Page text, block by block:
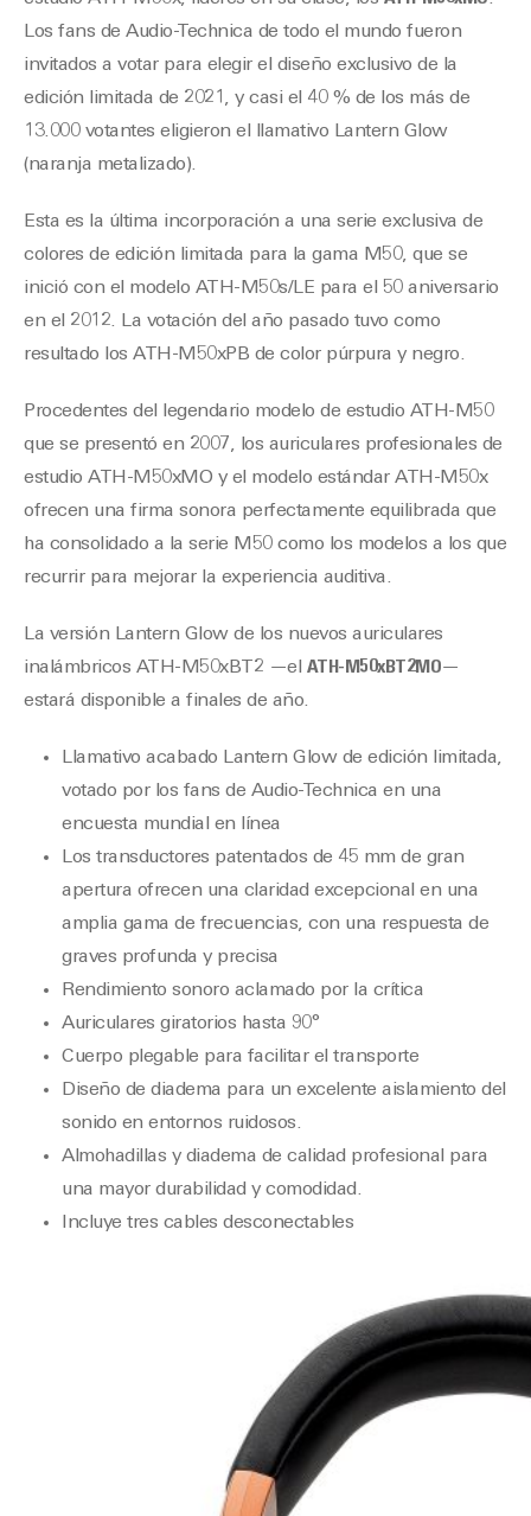
Los fans de Audio-Technica de todo el mundo fueron
invitados a votar para elegir el diseño exclusivo de la
edición limitada de 2021, y casi el 40 % de los más de
13.000 votantes eligieron el llamativo Lantern Glow
(naranja metalizado).
Esta es la última incorporación a una serie exclusiva de
colores de edición limitada para la gama M50, que se
inició con el modelo ATH-M50s/LE para el 50 aniversario
en el 2012. La votación del año pasado tuvo como
resultado los ATH-M50xPB de color púrpura y negro.
Procedentes del legendario modelo de estudio ATH-M50
que se presentó en 2007, los auriculares profesionales de
estudio ATH-M50xMO y el modelo estándar ATH-M50x
ofrecen una firma sonora perfectamente equilibrada que
ha consolidado a la serie M50 como los modelos a los que
recurrir para mejorar la experiencia auditiva.
La versión Lantern Glow de los nuevos auriculares
inalámbricos ATH-M50xBT2 —el ATH-M50xBT2MO—
estará disponible a finales de año.
Llamativo acabado Lantern Glow de edición limitada,
votado por los fans de Audio-Technica en una
encuesta mundial en línea
Los transductores patentados de 45 mm de gran
apertura ofrecen una claridad excepcional en una
amplia gama de frecuencias, con una respuesta de
graves profunda y precisa
Rendimiento sonoro aclamado por la crítica
Auriculares giratorios hasta 90°
Cuerpo plegable para facilitar el transporte
Diseño de diadema para un excelente aislamiento del
sonido en entornos ruidosos.
Almohadillas y diadema de calidad profesional para
una mayor durabilidad y comodidad.
Incluye tres cables desconectables